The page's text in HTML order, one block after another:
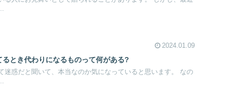
2024.01.09
とき代わりになるものって何がある?
迷惑だと聞いて、本当なのか気になっていると思います。 なの